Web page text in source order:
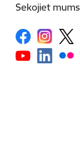
Sekojiet mums